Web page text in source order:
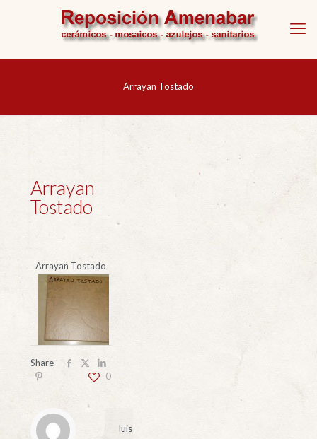
Arrayan Tostado
Arrayan
Tostado
Arrayan Tostado
Share
0
luis